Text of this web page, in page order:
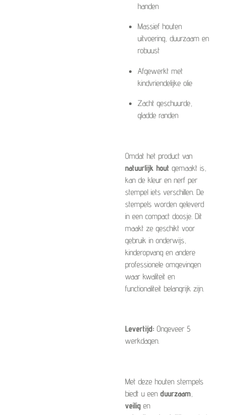
handen
Massief houten
uitvoering, duurzaam en
robuust
Afgewerkt met
kindvriendelijke olie
Zacht geschuurde,
gladde randen
Omdat het product van
natuurlijk hout gemaakt is,
kan de kleur en nerf per
stempel iets verschillen. De
stempels worden geleverd
in een compact doosje. Dit
maakt ze geschikt voor
gebruik in onderwijs,
kinderopvang en andere
professionele omgevingen
waar kwaliteit en
functionaliteit belangrijk zijn.
Levertijd: Ongeveer 5
werkdagen.
Met deze houten stempels
biedt u een duurzaam
veilig en